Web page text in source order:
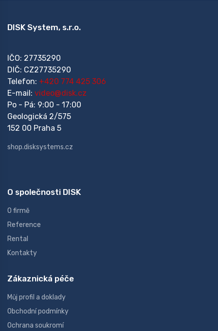
DISK System, s.r.o.
IČO: 27735290
DIČ: CZ27735290
Telefon: +420 774 425 306
E-mail: video@disk.cz
Po - Pá: 9:00 - 17:00
Geologická 2/575
152 00 Praha 5
shop.disksystems.cz
O společnosti DISK
O firmě
Reference
Rental
Kontakty
Zákaznická péče
Můj profil a doklady
Obchodní podmínky
Ochrana soukromí